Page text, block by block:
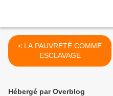
< LA PAUVRETÉ COMME
ESCLAVAGE
Hébergé par Overblog